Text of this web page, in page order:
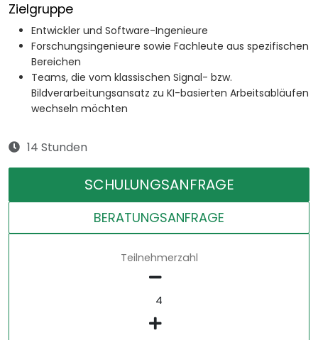
Zielgruppe
Entwickler und Software-Ingenieure
Forschungsingenieure sowie Fachleute aus spezifischen
Bereichen
Teams, die vom klassischen Signal- bzw.
Bildverarbeitungsansatz zu KI-basierten Arbeitsabläufen
wechseln möchten
14 Stunden
SCHULUNGSANFRAGE
BERATUNGSANFRAGE
Teilnehmerzahl